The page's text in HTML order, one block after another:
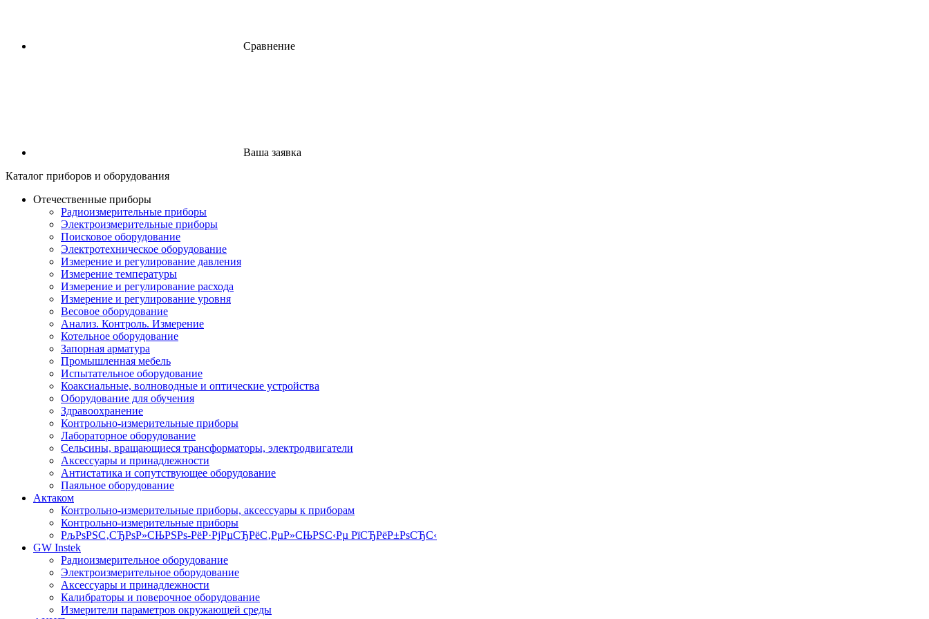
Сравнение
Ваша заявка
Каталог приборов и оборудования
Отечественные приборы
Радиоизмерительные приборы
Электроизмерительные приборы
Поисковое оборудование
Электротехническое оборудование
Измерение и регулирование давления
Измерение температуры
Измерение и регулирование расхода
Измерение и регулирование уровня
Весовое оборудование
Анализ. Контроль. Измерение
Котельное оборудование
Запорная арматура
Промышленная мебель
Испытательное оборудование
Коаксиальные, волноводные и оптические устройства
Оборудование для обучения
Здравоохранение
Контрольно-измерительные приборы
Лабораторное оборудование
Сельсины, вращающиеся трансформаторы, электродвигатели
Аксессуары и принадлежности
Антистатика и сопутствующее оборудование
Паяльное оборудование
Актаком
Контрольно-измерительные приборы, аксессуары к приборам
Контрольно-измерительные приборы
РљРѕРЅС‚СЂРѕР»СЊРЅРѕ-РёР·РјРµСЂРёС‚РµР»СЊРЅС‹Рµ РїСЂРёР±РѕСЂС‹
GW Instek
Радиоизмерительное оборудование
Электроизмерительное оборудование
Аксессуары и принадлежности
Калибраторы и поверочное оборудование
Измерители параметров окружающей среды